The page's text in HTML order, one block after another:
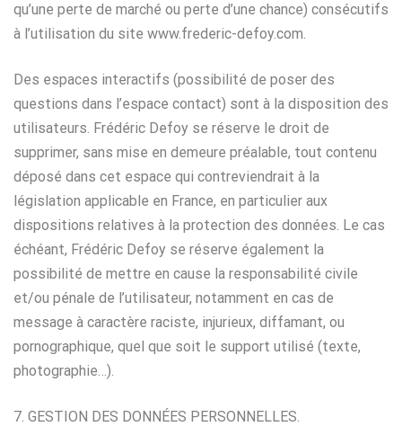
qu’une perte de marché ou perte d’une chance) consécutifs
à l’utilisation du site www.frederic-defoy.com.
Des espaces interactifs (possibilité de poser des
questions dans l’espace contact) sont à la disposition des
utilisateurs. Frédéric Defoy se réserve le droit de
supprimer, sans mise en demeure préalable, tout contenu
déposé dans cet espace qui contreviendrait à la
législation applicable en France, en particulier aux
dispositions relatives à la protection des données. Le cas
échéant, Frédéric Defoy se réserve également la
possibilité de mettre en cause la responsabilité civile
et/ou pénale de l’utilisateur, notamment en cas de
message à caractère raciste, injurieux, diffamant, ou
pornographique, quel que soit le support utilisé (texte,
photographie…).
7. GESTION DES DONNÉES PERSONNELLES.